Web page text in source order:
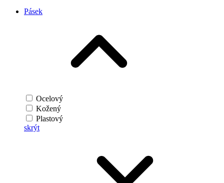
Pásek
Ocelový
Kožený
Plastový
skrýt